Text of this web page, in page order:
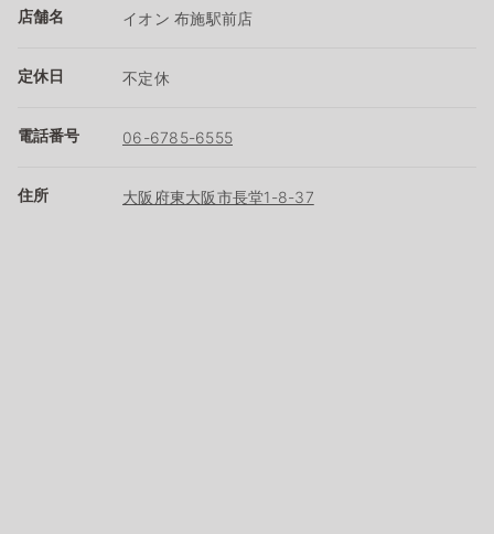
店舗名 イオン 布施駅前店
定休日 不定休
電話番号 06-6785-6555
住所 大阪府東大阪市長堂1-8-37